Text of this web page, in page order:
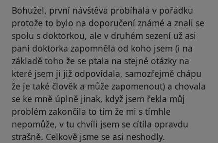
Bohužel, první návštěva probíhala v pořádku
protože to bylo na doporučení známé a znali se
spolu s doktorkou, ale v druhém sezení už asi
paní doktorka zapomněla od koho jsem (i na
základě toho že se ptala na stejné otázky na
které jsem ji již odpovídala, samozřejmě chápu
že je také člověk a může zapomenout) a chovala
se ke mně úplně jinak, když jsem řekla můj
problém zakončila to tím že mi s tímhle
nepomůže, v tu chvíli jsem se cítíla opravdu
strašně. Celkově jsme se asi neshodly.